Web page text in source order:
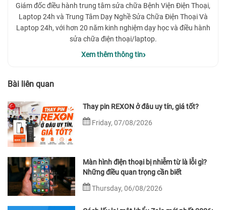
Giám đốc điều hành trung tâm sửa chữa Bệnh Viện Điện Thoại,
Laptop 24h và Trung Tâm Dạy Nghề Sửa Chữa Điện Thoại Và
Laptop 24h, với hơn 20 năm kinh nghiệm dạy học và điều hành
sửa chữa điện thoại/laptop.
Xem thêm thông tin
Bài liên quan
Thay pin REXON ở đâu uy tín, giá tốt?
Friday, 07/08/2026
Màn hình điện thoại bị nhiễm từ là lỗi gì?
Những điều quan trọng cần biết
Thursday, 06/08/2026